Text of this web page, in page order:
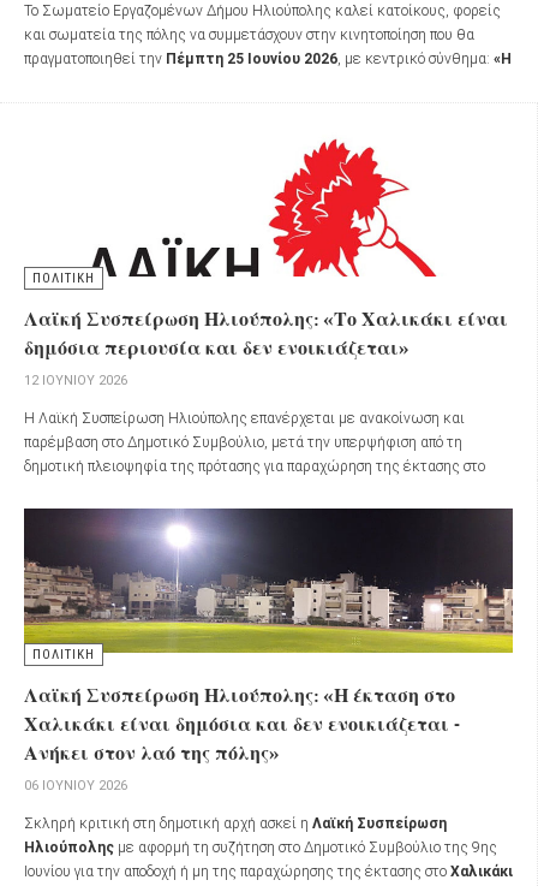
Το Σωματείο Εργαζομένων Δήμου Ηλιούπολης καλεί κατοίκους, φορείς
και σωματεία της πόλης να συμμετάσχουν στην κινητοποίηση που θα
πραγματοποιηθεί την Πέμπτη 25 Ιουνίου 2026 , με κεντρικό σύνθημα: «Η
ΠΟΛΙΤΙΚΗ
Λαϊκή Συσπείρωση Ηλιούπολης: «Το Χαλικάκι είναι
δημόσια περιουσία και δεν ενοικιάζεται»
12 ΙΟΥΝΊΟΥ 2026
Η Λαϊκή Συσπείρωση Ηλιούπολης επανέρχεται με ανακοίνωση και
παρέμβαση στο Δημοτικό Συμβούλιο, μετά την υπερψήφιση από τη
δημοτική πλειοψηφία της πρότασης για παραχώρηση της έκτασης στο
ΠΟΛΙΤΙΚΗ
Λαϊκή Συσπείρωση Ηλιούπολης: «Η έκταση στο
Χαλικάκι είναι δημόσια και δεν ενοικιάζεται -
Ανήκει στον λαό της πόλης»
06 ΙΟΥΝΊΟΥ 2026
Σκληρή κριτική στη δημοτική αρχή ασκεί η Λαϊκή Συσπείρωση
Ηλιούπολης με αφορμή τη συζήτηση στο Δημοτικό Συμβούλιο της 9ης
Ιουνίου για την αποδοχή ή μη της παραχώρησης της έκτασης στο Χαλικάκι